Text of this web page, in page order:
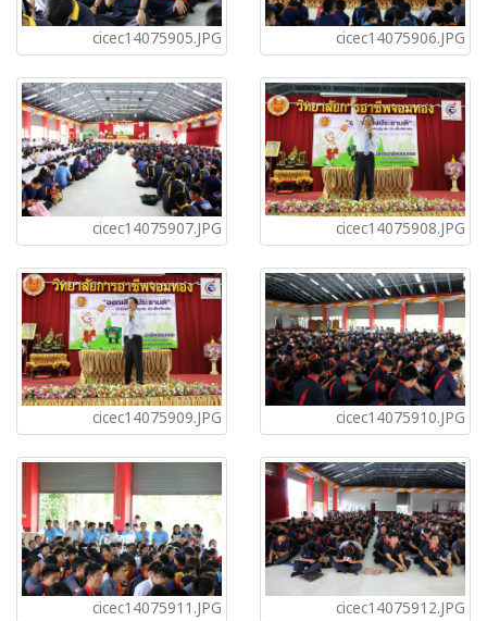
cicec14075905.JPG cicec14075906.JPG
cicec14075907.JPG cicec14075908.JPG
cicec14075909.JPG cicec14075910.JPG
cicec14075911.JPG cicec14075912.JPG